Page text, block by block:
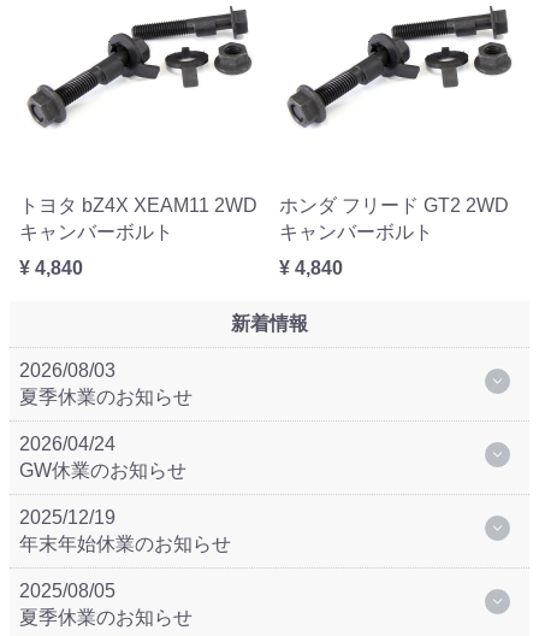
トヨタ bZ4X XEAM11 2WD
キャンバーボルト
¥ 4,840
ホンダ フリード GT2 2WD
キャンバーボルト
¥ 4,840
新着情報
2026/08/03
夏季休業のお知らせ
2026/04/24
GW休業のお知らせ
2025/12/19
年末年始休業のお知らせ
2025/08/05
夏季休業のお知らせ